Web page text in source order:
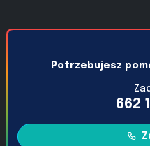
Potrzebujesz
662